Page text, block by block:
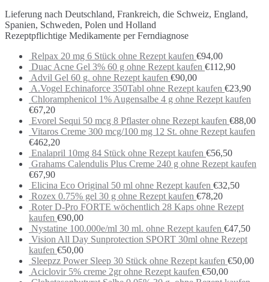
Lieferung nach Deutschland, Frankreich, die Schweiz, England,
Spanien, Schweden, Polen und Holland
Rezeptpflichtige Medikamente per Ferndiagnose
Relpax 20 mg 6 Stück ohne Rezept kaufen €94,00
Duac Acne Gel 3% 60 g ohne Rezept kaufen €112,90
Advil Gel 60 g. ohne Rezept kaufen €90,00
A.Vogel Echinaforce 350Tabl ohne Rezept kaufen €23,90
Chloramphenicol 1% Augensalbe 4 g ohne Rezept kaufen
€67,20
Evorel Sequi 50 mcg 8 Pflaster ohne Rezept kaufen €88,00
Vitaros Creme 300 mcg/100 mg 12 St. ohne Rezept kaufen
€462,20
Enalapril 10mg 84 Stück ohne Rezept kaufen €56,50
Grahams Calendulis Plus Creme 240 g ohne Rezept kaufen
€67,90
Elicina Eco Original 50 ml ohne Rezept kaufen €32,50
Rozex 0.75% gel 30 g ohne Rezept kaufen €78,20
Roter D-Pro FORTE wöchentlich 28 Kaps ohne Rezept
kaufen €90,00
Nystatine 100.000e/ml 30 ml. ohne Rezept kaufen €47,50
Vision All Day Sunprotection SPORT 30ml ohne Rezept
kaufen €50,00
Sleepzz Power Sleep 30 Stück ohne Rezept kaufen €50,00
Aciclovir 5% creme 2gr ohne Rezept kaufen €50,00